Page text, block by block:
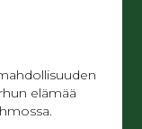
elämää